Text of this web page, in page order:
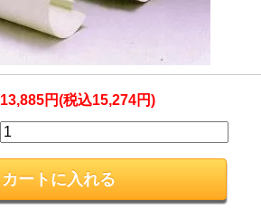
13,885円(税込15,274円)